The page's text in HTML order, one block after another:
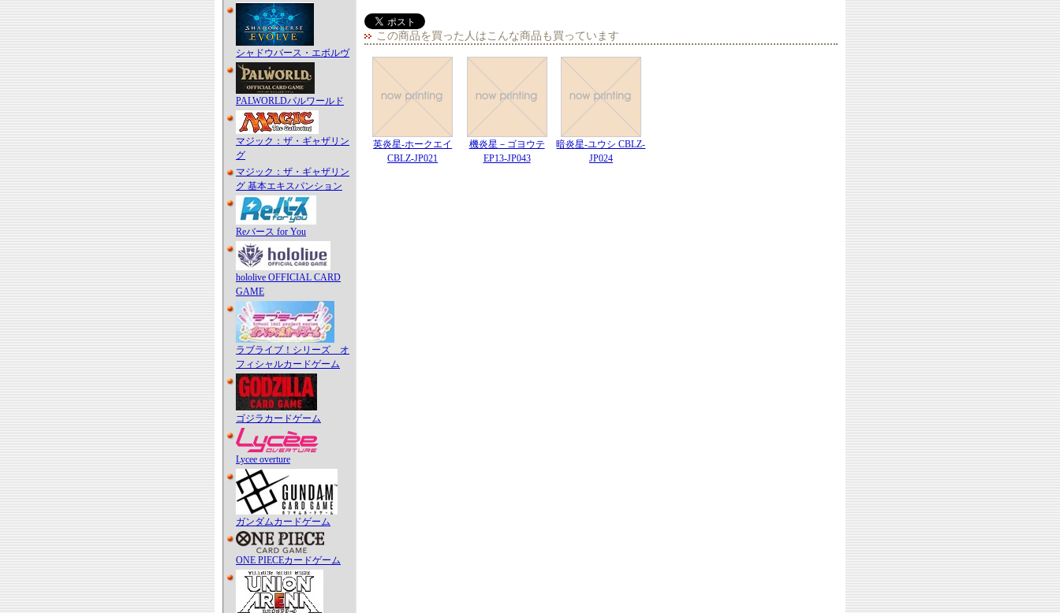
シャドウバース・エボルヴ
PALWORLDパルワールド
マジック：ザ・ギャザリン
グ
マジック：ザ・ギャザリン
グ 基本エキスパンション
Reバース for You
hololive OFFICIAL CARD
GAME
ラブライブ！シリーズ オ
フィシャルカードゲーム
ゴジラカードゲーム
Lycee overture
ガンダムカードゲーム
ONE PIECEカードゲーム
この商品を買った人はこんな商品も買っています
英炎星-ホークエイ
CBLZ-JP021
機炎星－ゴヨウテ
EP13-JP043
暗炎星-ユウシ CBLZ-
JP024